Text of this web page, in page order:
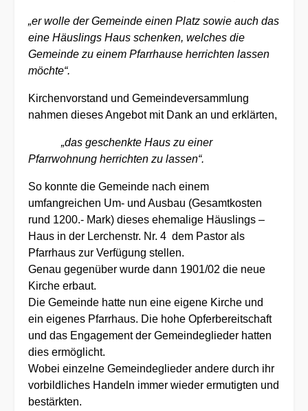
„er wolle der Gemeinde einen Platz sowie auch das
eine Häuslings Haus schenken, welches die
Gemeinde zu einem Pfarrhause herrichten lassen
möchte“.
Kirchenvorstand und Gemeindeversammlung
nahmen dieses Angebot mit Dank an und erklärten,
„das geschenkte Haus zu einer
Pfarrwohnung herrichten zu lassen“.
So konnte die Gemeinde nach einem
umfangreichen Um- und Ausbau (Gesamtkosten
rund 1200.- Mark) dieses ehemalige Häuslings –
Haus in der Lerchenstr. Nr. 4 dem Pastor als
Pfarrhaus zur Verfügung stellen.
Genau gegenüber wurde dann 1901/02 die neue
Kirche erbaut.
Die Gemeinde hatte nun eine eigene Kirche und
ein eigenes Pfarrhaus. Die hohe Opferbereitschaft
und das Engagement der Gemeindeglieder hatten
dies ermöglicht.
Wobei einzelne Gemeindeglieder andere durch ihr
vorbildliches Handeln immer wieder ermutigten und
bestärkten.